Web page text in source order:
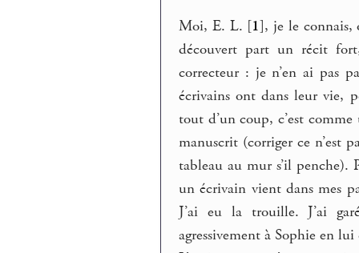
Moi, E. L. [1], je le connais,
découvert part un récit
correcteur : je n’en ai pas
écrivains ont dans leur vie,
tout d’un coup, c’est
manuscrit (corriger ce n’est
tableau au mur s’il
un écrivain vient dans mes
J’ai eu la trouille. J’ai
agressivement à Sophie en